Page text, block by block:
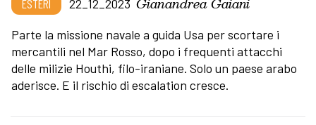
ESTERI 22_12_2023
Parte la missione navale a guida Usa per scortare i
mercantili nel Mar Rosso, dopo i frequenti attacchi
delle milizie Houthi, filo-iraniane. Solo un paese arabo
aderisce. E il rischio di escalation cresce.